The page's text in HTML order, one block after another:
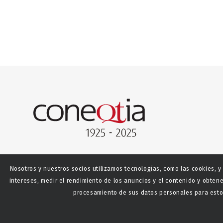
Nosotros y nuestros socios utilizamos tecnologías, como las cookies,
intereses, medir el rendimiento de los anuncios y el contenido y
procesamiento de sus datos personales para